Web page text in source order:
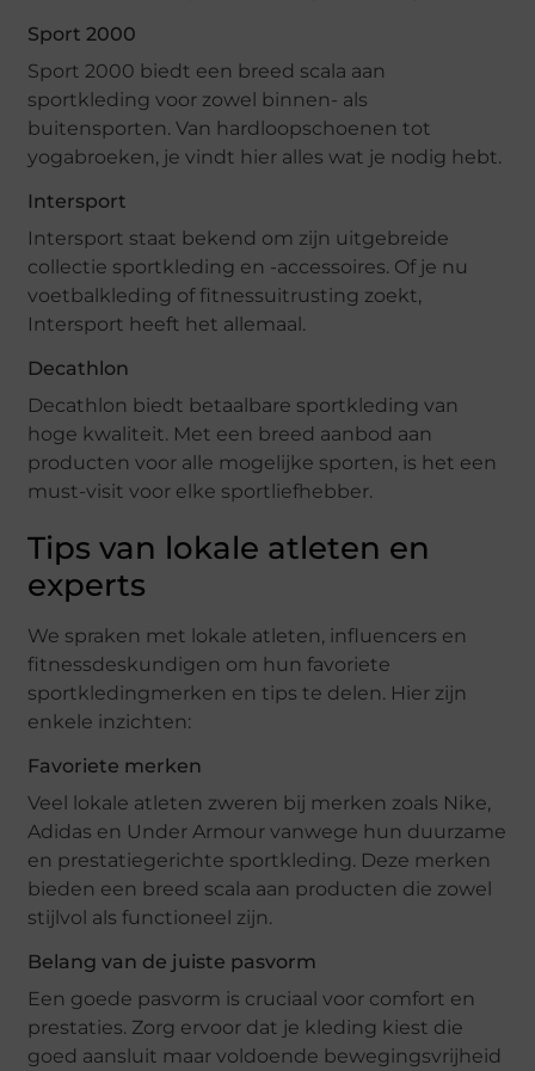
Sport 2000
Sport 2000 biedt een breed scala aan
sportkleding voor zowel binnen- als
buitensporten. Van hardloopschoenen tot
yogabroeken, je vindt hier alles wat je nodig hebt.
Intersport
Intersport staat bekend om zijn uitgebreide
collectie sportkleding en -accessoires. Of je nu
voetbalkleding of fitnessuitrusting zoekt,
Intersport heeft het allemaal.
Decathlon
Decathlon biedt betaalbare sportkleding van
hoge kwaliteit. Met een breed aanbod aan
producten voor alle mogelijke sporten, is het een
must-visit voor elke sportliefhebber.
Tips van lokale atleten en
experts
We spraken met lokale atleten, influencers en
fitnessdeskundigen om hun favoriete
sportkledingmerken en tips te delen. Hier zijn
enkele inzichten:
Favoriete merken
Veel lokale atleten zweren bij merken zoals Nike,
Adidas en Under Armour vanwege hun duurzame
en prestatiegerichte sportkleding. Deze merken
bieden een breed scala aan producten die zowel
stijlvol als functioneel zijn.
Belang van de juiste pasvorm
Een goede pasvorm is cruciaal voor comfort en
prestaties. Zorg ervoor dat je kleding kiest die
goed aansluit maar voldoende bewegingsvrijheid